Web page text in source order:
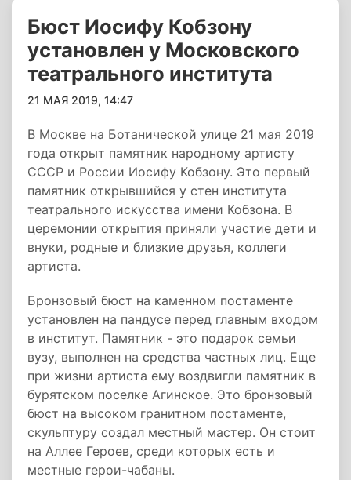
Бюст Иосифу Кобзону
установлен у Московского
театрального института
21 МАЯ 2019, 14:47
В Москве на Ботанической улице 21 мая 2019
года открыт памятник народному артисту
СССР и России Иосифу Кобзону. Это первый
памятник открывшийся у стен института
театрального искусства имени Кобзона. В
церемонии открытия приняли участие дети и
внуки, родные и близкие друзья, коллеги
артиста.
Бронзовый бюст на каменном постаменте
установлен на пандусе перед главным входом
в институт. Памятник - это подарок семьи
вузу, выполнен на средства частных лиц. Еще
при жизни артиста ему воздвигли памятник в
бурятском поселке Агинское. Это бронзовый
бюст на высоком гранитном постаменте,
скульптуру создал местный мастер. Он стоит
на Аллее Героев, среди которых есть и
местные герои-чабаны.